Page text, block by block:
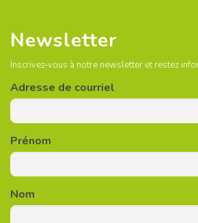
Newsletter
Inscrivez-vous à notre newsletter et restez
Adresse de courriel
Prénom
Nom